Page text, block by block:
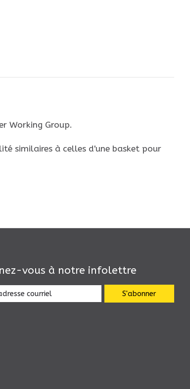
Working Group.
similaires à celles d'une basket pour
vous à notre infolettre
S'abonner